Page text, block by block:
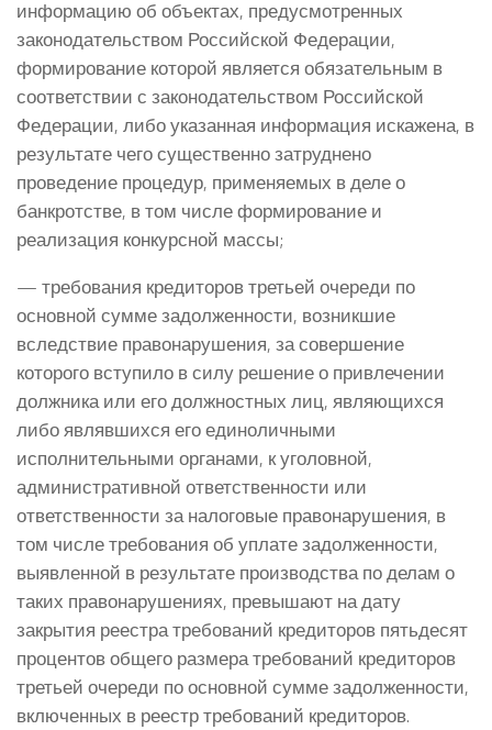
информацию об объектах, предусмотренных
законодательством Российской Федерации,
формирование которой является обязательным в
соответствии с законодательством Российской
Федерации, либо указанная информация искажена, в
результате чего существенно затруднено
проведение процедур, применяемых в деле о
банкротстве, в том числе формирование и
реализация конкурсной массы;
— требования кредиторов третьей очереди по
основной сумме задолженности, возникшие
вследствие правонарушения, за совершение
которого вступило в силу решение о привлечении
должника или его должностных лиц, являющихся
либо являвшихся его единоличными
исполнительными органами, к уголовной,
административной ответственности или
ответственности за налоговые правонарушения, в
том числе требования об уплате задолженности,
выявленной в результате производства по делам о
таких правонарушениях, превышают на дату
закрытия реестра требований кредиторов пятьдесят
процентов общего размера требований кредиторов
третьей очереди по основной сумме задолженности,
включенных в реестр требований кредиторов.